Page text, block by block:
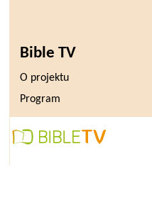
Bible TV
O projektu
Program